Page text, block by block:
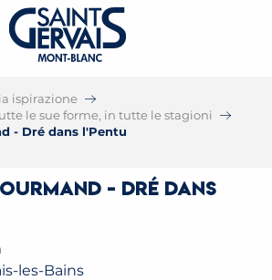
ispirazione
le sue forme, in tutte le stagioni
- Dré dans l'Pentu
- Dré dans
les-Bains